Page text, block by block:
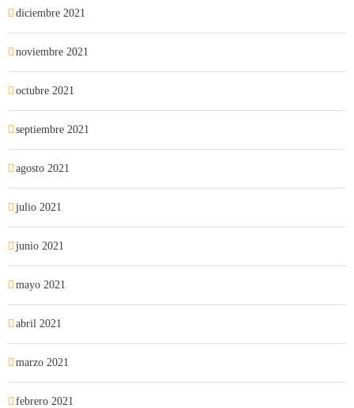
diciembre 2021
noviembre 2021
octubre 2021
septiembre 2021
agosto 2021
julio 2021
junio 2021
mayo 2021
abril 2021
marzo 2021
febrero 2021